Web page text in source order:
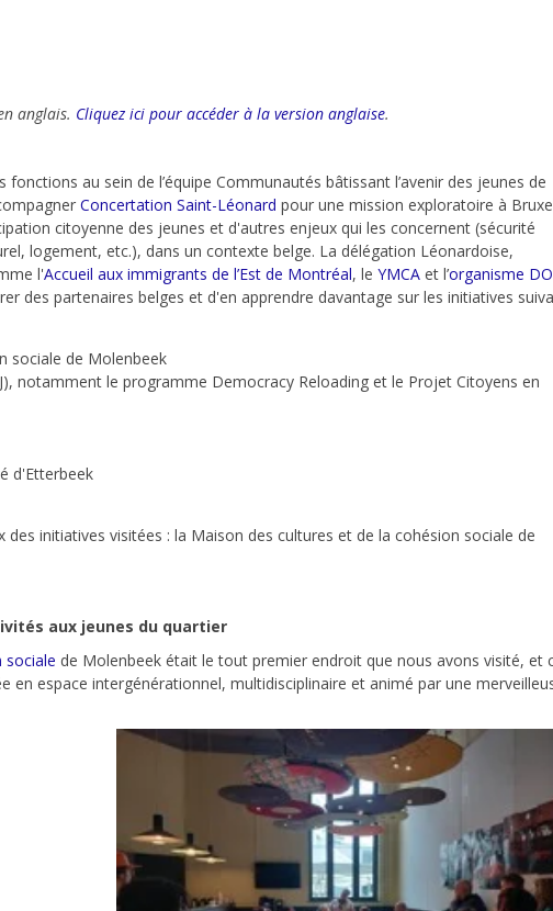
anglais. Cliquez ici pour accéder à la version anglaise.
au sein de l’équipe Communautés bâtissant l’avenir des jeunes de
Concertation Saint-Léonard pour une mission exploratoire à
citoyenne des jeunes et d'autres enjeux qui les concernent (sécurité
logement, etc.), dans un contexte belge. La délégation Léonardoise,
l'Accueil aux immigrants de l’Est de Montréal, le YMCAet l’organisme
des partenaires belges et d'en apprendre davantage sur les initiatives
sociale de Molenbeek
notamment le programme Democracy Reloading et le Projet Citoyens en
d'Etterbeek
des initiatives visitées : la Maison des cultures et de la cohésion sociale de
aux jeunes du quartier
sociale de Molenbeek était le tout premier endroit que nous avons visité, et
en espace intergénérationnel, multidisciplinaire et animé par une